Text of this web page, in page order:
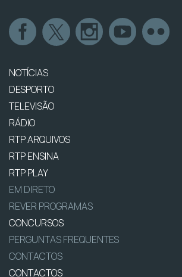
NOTÍCIAS
DESPORTO
TELEVISÃO
RÁDIO
RTP ARQUIVOS
RTP ENSINA
RTP PLAY
EM DIRETO
REVER PROGRAMAS
CONCURSOS
PERGUNTAS FREQUENTES
CONTACTOS
CONTACTOS